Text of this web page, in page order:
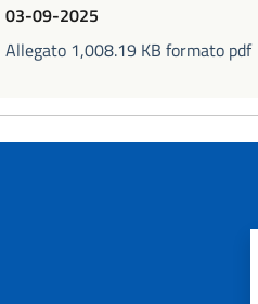
03-09-2025
Allegato 1,008.19 KB formato pdf